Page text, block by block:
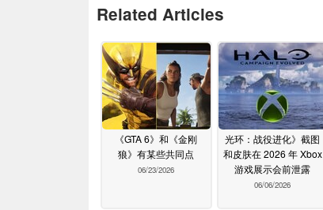
Related Articles
《GTA 6》和《金刚
狼》有某些共同点
06/23/2026
光环：战役进化》截图
和皮肤在 2026 年 Xbox
游戏展示会前泄露
06/06/2026